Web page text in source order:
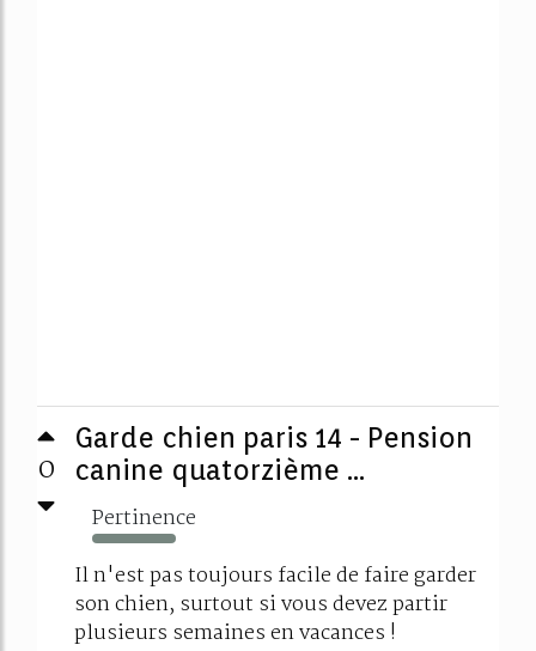
0
Garde chien paris 14 - Pension
canine quatorzième ...
Pertinence
438%
Il n'est pas toujours facile de faire garder
son chien, surtout si vous devez partir
plusieurs semaines en vacances !